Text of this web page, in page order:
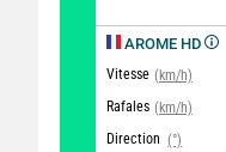
AROME HD
Vitesse (km/h)
Rafales (km/h)
Direction (°)